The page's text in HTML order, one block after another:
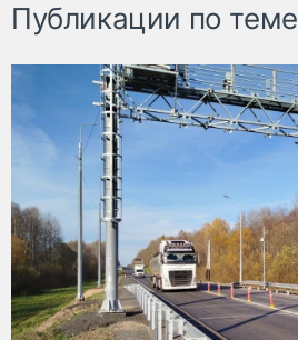
Публикации по теме